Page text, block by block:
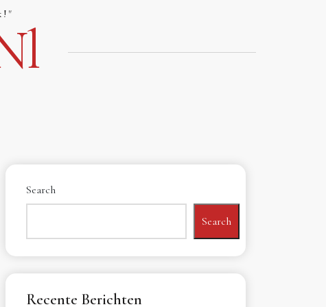
Search
Search
Recente Berichten